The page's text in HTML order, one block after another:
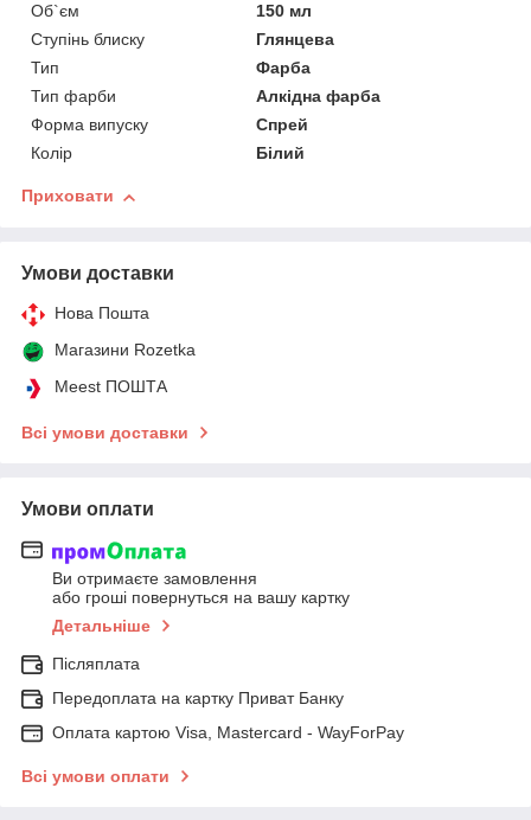
Об`єм
150 мл
Ступінь блиску
Глянцева
Тип
Фарба
Тип фарби
Алкідна фарба
Форма випуску
Спрей
Колір
Білий
Приховати
Умови доставки
Нова Пошта
Магазини Rozetka
Meest ПОШТА
Всі умови доставки
Умови оплати
Ви отримаєте замовлення
або гроші повернуться на вашу картку
Детальніше
Післяплата
Передоплата на картку Приват Банку
Оплата картою Visa, Mastercard - WayForPay
Всі умови оплати